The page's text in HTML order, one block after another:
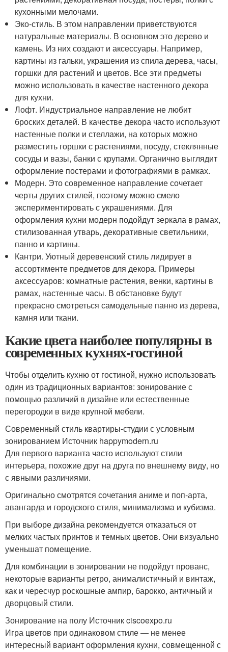
кухонными мелочами.
Эко-стиль. В этом направлении приветствуются
натуральные материалы. В основном это дерево и
камень. Из них создают и аксессуары. Например,
картины из гальки, украшения из спила дерева, часы,
горшки для растений и цветов. Все эти предметы
можно использовать в качестве настенного декора
для кухни.
Лофт. Индустриальное направление не любит
броских деталей. В качестве декора часто используют
настенные полки и стеллажи, на которых можно
разместить горшки с растениями, посуду, стеклянные
сосуды и вазы, банки с крупами. Органично выглядит
оформление постерами и фотографиями в рамках.
Модерн. Это современное направление сочетает
черты других стилей, поэтому можно смело
экспериментировать с украшениями. Для
оформления кухни модерн подойдут зеркала в рамах,
стилизованная утварь, декоративные светильники,
панно и картины.
Кантри. Уютный деревенский стиль лидирует в
ассортименте предметов для декора. Примеры
аксессуаров: комнатные растения, венки, картины в
рамах, настенные часы. В обстановке будут
прекрасно смотреться самодельные панно из дерева,
камня или ткани.
Какие цвета наиболее популярны в
современных кухнях-гостиной
Чтобы отделить кухню от гостиной, нужно использовать
один из традиционных вариантов: зонирование с
помощью различий в дизайне или естественные
перегородки в виде крупной мебели.
Современный стиль квартиры-студии с условным
зонированием Источник happymodern.ru
Для первого варианта часто используют стили
интерьера, похожие друг на друга по внешнему виду, но
с явными различиями.
Оригинально смотрятся сочетания аниме и поп-арта,
авангарда и городского стиля, минимализма и кубизма.
При выборе дизайна рекомендуется отказаться от
мелких частых принтов и темных цветов. Они визуально
уменьшат помещение.
Для комбинации в зонировании не подойдут прованс,
некоторые варианты ретро, анималистичный и винтаж,
как и чересчур роскошные ампир, барокко, античный и
дворцовый стили.
Зонирование на полу Источник ciscoexpo.ru
Игра цветов при одинаковом стиле — не менее
интересный вариант оформления кухни, совмещенной с